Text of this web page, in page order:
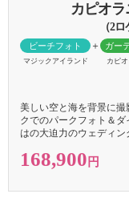
カピオ
（2
ビーチフォト
マジックアイランド
＋ ガー
カピ
美しい空と海を背景に
クでのパークフォト＆
はの大迫力のウェディン
168,900 円